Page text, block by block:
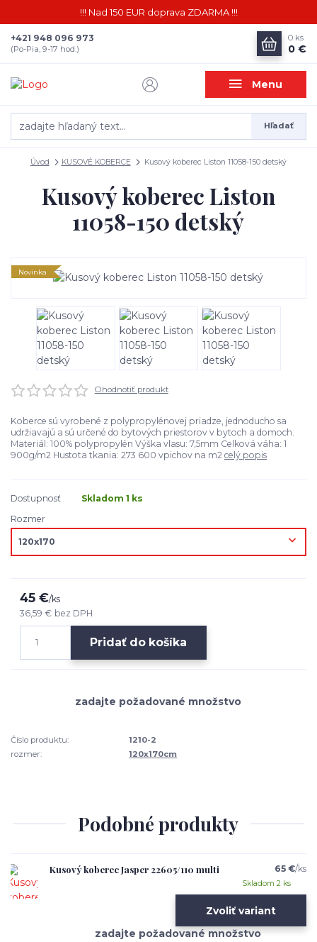
!!! Nad 150 EUR doprava ZDARMA !!!
Menu
Hľadať
+421 948 096 973
(Po-Pia, 9-17 hod.)
0 ks
0 €
Úvod KUSOVÉ KOBERCE Kusový koberec Liston 11058-150 detský
Kusový koberec Liston
11058-150 detský
Novinka
Ohodnotiť produkt
Koberce sú vyrobené z polypropylénovej priadze, jednoducho sa
udržiavajú a sú určené do bytových priestorov v bytoch a domoch.
Materiál: 100% polypropylén Výška vlasu: 7,5mm Celková váha: 1
900g/m2 Hustota tkania: 273 600 vpichov na m2 celý popis
Dostupnosť
Skladom 1 ks
Rozmer
45 €/ks
36,59 € bez DPH
Pridať do košíka
Číslo produktu:
1210-2
rozmer:
120x170cm
Podobné produkty
Kusový koberec Jasper 22605/110 multi 65 €/ks
Skladom 2 ks
Zvoliť variant